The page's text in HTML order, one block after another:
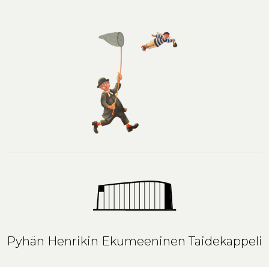
Pyhän Henrikin Ekumeeninen Taidekappeli